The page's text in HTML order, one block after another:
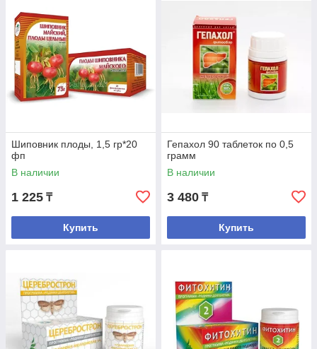
Шиповник плоды, 1,5 гр*20
фп
В наличии
1 225 ₸
Купить
Гепахол 90 таблеток по 0,5
грамм
В наличии
3 480 ₸
Купить